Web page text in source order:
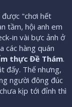
"chơi hết
tầm, hội anh em
in vài bực ảnh ở
các hàng quán
thực Đề Thám.
đấy. Thế nhưng,
người đông đúc
kịp tới đỉnh thì